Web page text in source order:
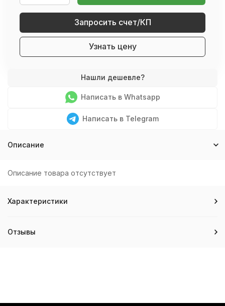
Запросить счет/КП
Узнать цену
Написать в Whatsapp
Написать в Telegram
Описание
Описание товара отсутствует
Характеристики
Отзывы